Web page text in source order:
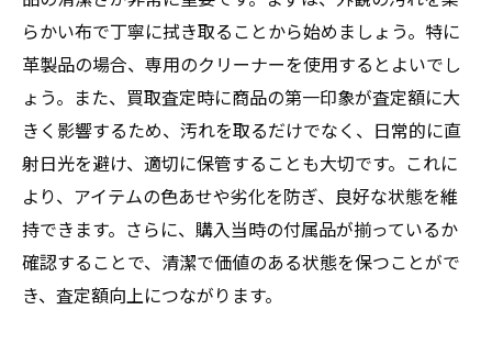
らかい布で丁寧に拭き取ることから始めましょう。特に
革製品の場合、専用のクリーナーを使用するとよいでし
ょう。また、買取査定時に商品の第一印象が査定額に大
きく影響するため、汚れを取るだけでなく、日常的に直
射日光を避け、適切に保管することも大切です。これに
より、アイテムの色あせや劣化を防ぎ、良好な状態を維
持できます。さらに、購入当時の付属品が揃っているか
確認することで、清潔で価値のある状態を保つことがで
き、査定額向上につながります。